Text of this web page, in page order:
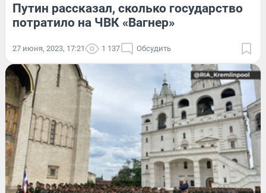
Путин рассказал, сколько государство
потратило на ЧВК «Вагнер»
27 июня, 2023, 17:21 1 137 Обсудить